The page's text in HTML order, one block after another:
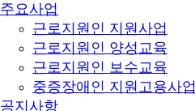
주요사업
근로지원인 지원사업
근로지원인 양성교육
근로지원인 보수교육
중증장애인 지원고용사업
공지사항